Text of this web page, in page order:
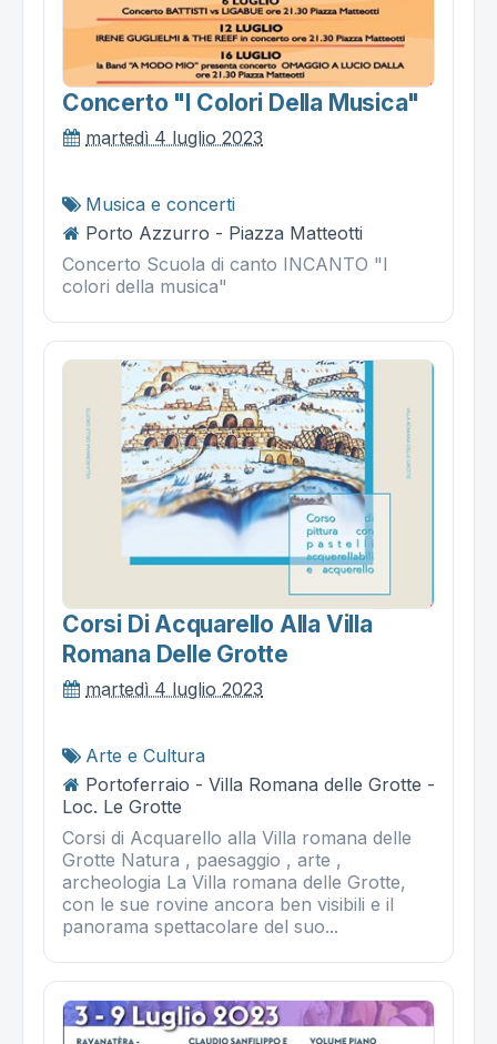
Concerto "i Colori Della Musica"
martedì 4 luglio 2023
Musica e concerti
Porto Azzurro - Piazza Matteotti
Concerto Scuola di canto INCANTO "I
colori della musica"
Corsi Di Acquarello Alla Villa
Romana Delle Grotte
martedì 4 luglio 2023
Arte e Cultura
Portoferraio - Villa Romana delle Grotte -
Loc. Le Grotte
Corsi di Acquarello alla Villa romana delle
Grotte Natura , paesaggio , arte ,
archeologia La Villa romana delle Grotte,
con le sue rovine ancora ben visibili e il
panorama spettacolare del suo...